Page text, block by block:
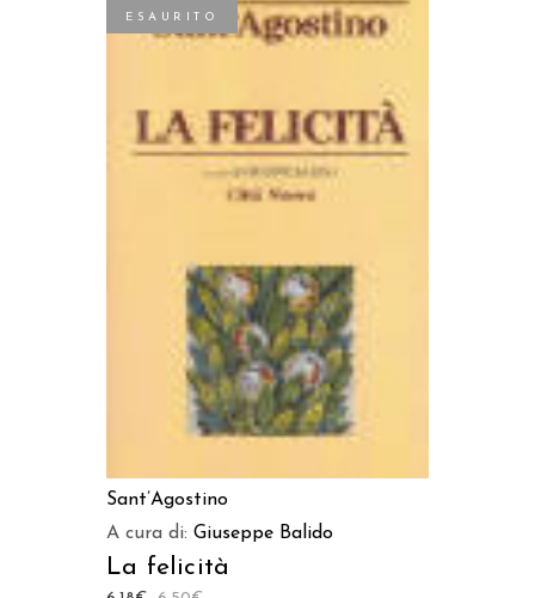
ESAURITO
Sant’Agostino
A cura di: Giuseppe Balido
La felicità